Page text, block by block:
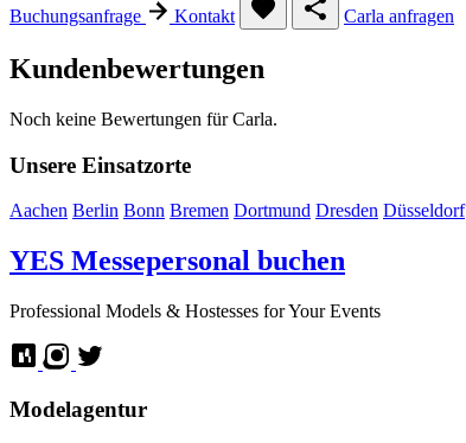
Buchungsanfrage Kontakt Carla anfragen
Kundenbewertungen
Noch keine Bewertungen für Carla.
Unsere Einsatzorte
Aachen Berlin Bonn Bremen Dortmund Dresden Düsseldorf
YES Messepersonal buchen
Professional Models & Hostesses for Your Events
Modelagentur